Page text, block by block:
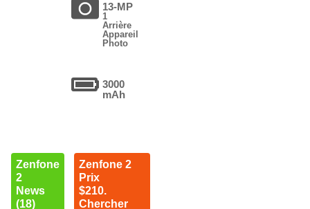
13-MP
1
Arrière
Appareil
Photo
3000
mAh
Zenfone
2
News
(18)
Zenfone 2
Prix
$210.
Chercher